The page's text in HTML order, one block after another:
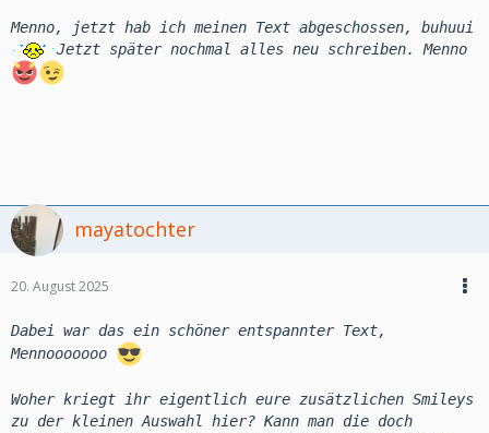
Menno, jetzt hab ich meinen Text abgeschossen, buhuui
Jetzt später nochmal alles neu schreiben. Menno
mayatochter
20. August 2025
Dabei war das ein schöner entspannter Text,
Mennooooooo
Woher kriegt ihr eigentlich eure zusätzlichen Smileys
zu der kleinen Auswahl hier? Kann man die doch